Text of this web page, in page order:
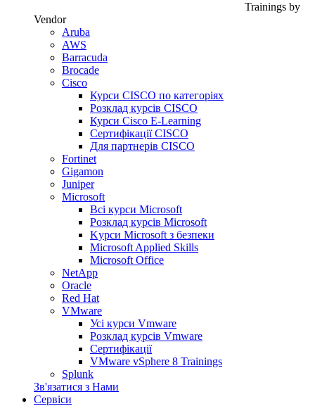
Trainings by
Vendor
Aruba
AWS
Barracuda
Brocade
Cisco
Курси CISCO по категоріях
Розклад курсів CISCO
Курси Cisco E-Learning
Сертифікації CISCO
Для партнерів CISCO
Fortinet
Gigamon
Juniper
Microsoft
Всі курси Microsoft
Розклад курсів Microsoft
Kyрси Microsoft з безпеки
Microsoft Applied Skills
Microsoft Office
NetApp
Oracle
Red Hat
VMware
Усі курси Vmware
Розклад курсів Vmware
Сертифікації
VMware vSphere 8 Trainings
Splunk
Зв'язатися з Нами
Сервіси